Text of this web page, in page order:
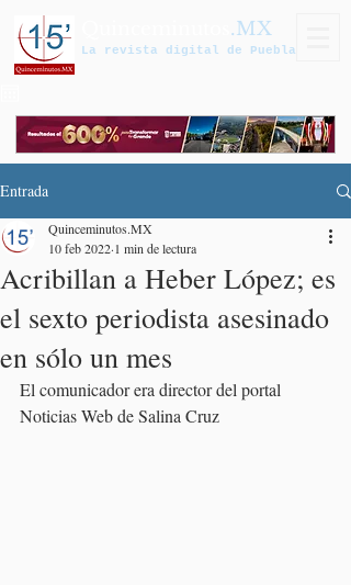
.MX
La revista digital de Puebla
Entrada
Acribillan a Heber López; es
el sexto periodista asesinado
en sólo un mes
Quinceminutos.MX
10 feb 2022 1 min de lectura
El comunicador era director del portal
Noticias Web de Salina Cruz